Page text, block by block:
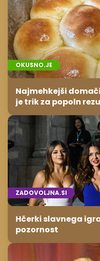
OKUSNO.JE
Najmehkejši
je trik za popoln
ZADOVOLJNA.SI
Hčerki slavnega
pozornost